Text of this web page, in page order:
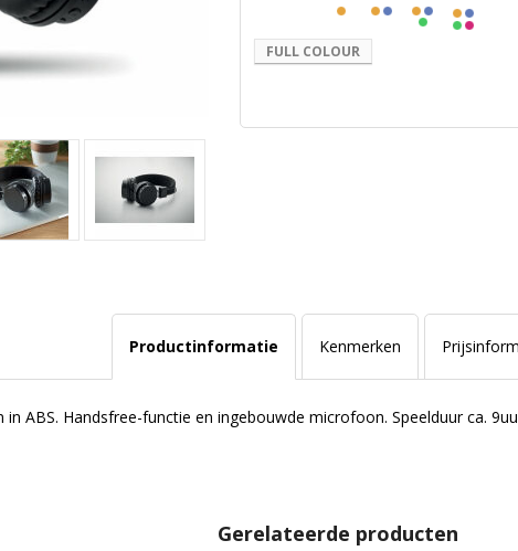
FULL COLOUR
Productinformatie Kenmerken
ABS. Handsfree-functie en ingebouwde microfoon. Speelduur ca.
Gerelateerde producten